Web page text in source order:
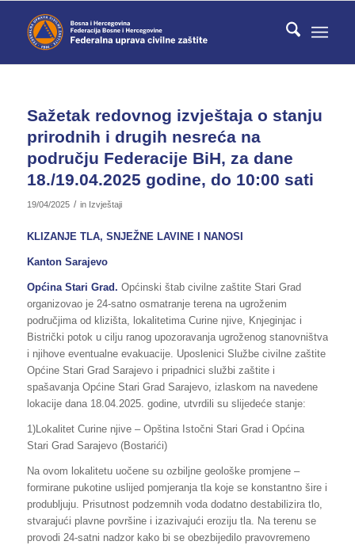
Sažetak redovnog izvještaja o stanju
prirodnih i drugih nesreća na
području Federacije BiH, za dane
18./19.04.2025 godine, do 10:00 sati
19/04/2025 / in Izvještaji
KLIZANJE TLA, SNJEŽNE LAVINE I NANOSI
Kanton Sarajevo
Općina Stari Grad. Općinski štab civilne zaštite Stari Grad
organizovao je 24-satno osmatranje terena na ugroženim
područjima od klizišta, lokalitetima Curine njive, Knjeginjac i
Bistrički potok u cilju ranog upozoravanja ugroženog stanovništva
i njihove eventualne evakuacije. Uposlenici Službe civilne zaštite
Općine Stari Grad Sarajevo i pripadnici službi zaštite i
spašavanja Općine Stari Grad Sarajevo, izlaskom na navedene
lokacije dana 18.04.2025. godine, utvrdili su slijedeće stanje:
1)Lokalitet Curine njive – Opština Istočni Stari Grad i Općina
Stari Grad Sarajevo (Bostarići)
Na ovom lokalitetu uočene su ozbiljne geološke promjene –
formirane pukotine uslijed pomjeranja tla koje se konstantno šire i
produbljuju. Prisutnost podzemnih voda dodatno destabilizira tlo,
stvarajući plavne površine i izazivajući eroziju tla. Na terenu se
provodi 24-satni nadzor kako bi se obezbijedilo pravovremeno